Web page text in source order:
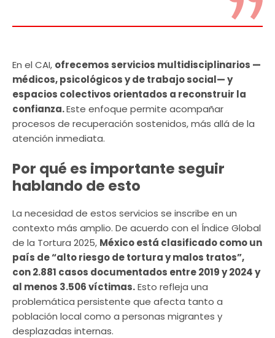
En el CAI, ofrecemos servicios multidisciplinarios —
médicos, psicológicos y de trabajo social— y
espacios colectivos orientados a reconstruir la
confianza.Este enfoque permite acompañar
procesos de recuperación sostenidos, más allá de la
atención inmediata.
Por qué es importante seguir
hablando de esto
La necesidad de estos servicios se inscribe en un
contexto más amplio. De acuerdo con el Índice Global
de la Tortura 2025, México está clasificado como un
país de “alto riesgo de tortura y malos tratos”,
con 2.881 casos documentados entre 2019 y 2024 y
al menos 3.506 víctimas.Esto refleja una
problemática persistente que afecta tanto a
población local como a personas migrantes y
desplazadas internas.